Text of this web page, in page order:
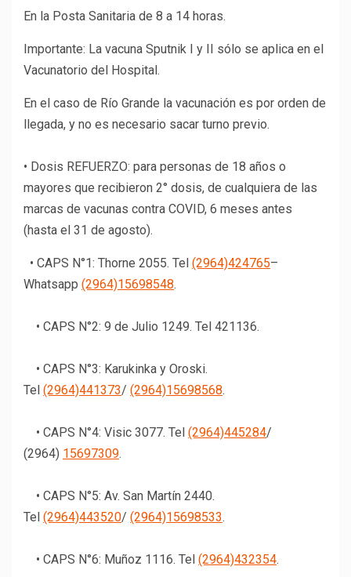
En la Posta Sanitaria de 8 a 14 horas.
Importante: La vacuna Sputnik I y II sólo se aplica en el
Vacunatorio del Hospital.
En el caso de Río Grande la vacunación es por orden de
llegada, y no es necesario sacar turno previo.
• Dosis REFUERZO: para personas de 18 años o
mayores que recibieron 2° dosis, de cualquiera de las
marcas de vacunas contra COVID, 6 meses antes
(hasta el 31 de agosto).
• CAPS N°1: Thorne 2055. Tel (2964)424765–
Whatsapp (2964)15698548.
• CAPS N°2: 9 de Julio 1249. Tel 421136.
• CAPS N°3: Karukinka y Oroski.
Tel (2964)441373/ (2964)15698568.
• CAPS N°4: Visic 3077. Tel (2964)445284/
(2964) 15697309.
• CAPS N°5: Av. San Martín 2440.
Tel (2964)443520/ (2964)15698533.
• CAPS N°6: Muñoz 1116. Tel (2964)432354.